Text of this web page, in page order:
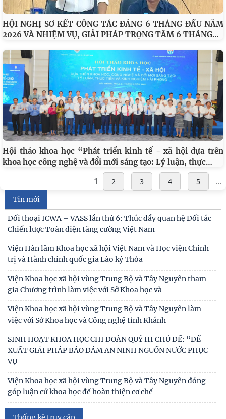
HỘI NGHỊ SƠ KẾT CÔNG TÁC ĐẢNG 6 THÁNG ĐẦU NĂM
2026 VÀ NHIỆM VỤ, GIẢI PHÁP TRỌNG TÂM 6 THÁNG…
Hội thảo khoa học “Phát triển kinh tế - xã hội dựa trên
khoa học công nghệ và đổi mới sáng tạo: Lý luận, thực…
1 2 3 4 5 ...
Tin mới
Đối thoại ICWA – VASS lần thứ 6: Thúc đẩy quan hệ Đối tác
Chiến lược Toàn diện tăng cường Việt Nam
Viện Hàn lâm Khoa học xã hội Việt Nam và Học viện Chính
trị và Hành chính quốc gia Lào ký Thỏa
Viện Khoa học xã hội vùng Trung Bộ và Tây Nguyên tham
gia Chương trình làm việc với Sở Khoa học và
Viện Khoa học xã hội vùng Trung Bộ và Tây Nguyên làm
việc với Sở Khoa học và Công nghệ tỉnh Khánh
SINH HOẠT KHOA HỌC CHI ĐOÀN QUÝ III CHỦ ĐỀ: “ĐỀ
XUẤT GIẢI PHÁP BẢO ĐẢM AN NINH NGUỒN NƯỚC PHỤC
VỤ
Viện Khoa học xã hội vùng Trung Bộ và Tây Nguyên đóng
góp luận cứ khoa học để hoàn thiện cơ chế
KHẢO SÁT VÀ TƯ VẤN PHÁT TRIỂN DU LỊCH CỘNG ĐỒNG
TẠI XÃ THƯỢNG ĐỨC, THÀNH PHỐ ĐÀ NẴNG
Tọa đàm khoa học “Hát bội trong đời sống văn hóa cư dân
vùng Nam Trung Bộ”
Kinh nghiệm quốc tế về kinh tế di sản và hàm ý giải pháp
góp phần xây dựng Công viên địa chất Phú
Bảo tồn, phát huy giá trị di sản văn hóa gắn với phát triển
du lịch bền vững ở tỉnh Đắk Lắk